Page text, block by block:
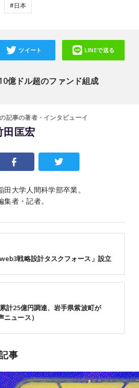
#日本
億ドル超のファンド組成
ツイート LINEで送る
記事の著者・インタビューイ
田匡宏
大学人間科学部卒業。
集者・記者。
計25億円調達、岩手県紫波町が
ュース）
戦略設計タスクフォース」設立
事